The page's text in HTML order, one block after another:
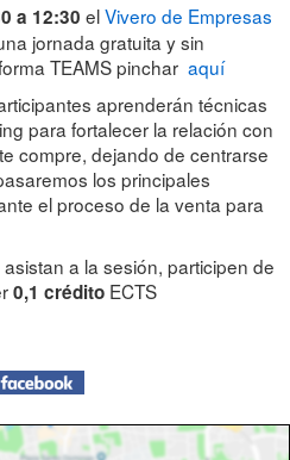
a 12:30 elVivero de Empresas
jornada gratuita y sin
TEAMS pinchar aquí
aprenderán técnicas
para fortalecer la relación con
compre, dejando de centrarse
los principales
el proceso de la venta para
a la sesión, participen de
0,1 crédito ECTS